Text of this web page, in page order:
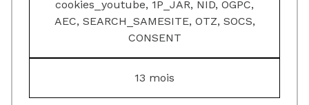
cookies_youtube, 1P_JAR, NID, OGPC,
AEC, SEARCH_SAMESITE, OTZ, SOCS,
CONSENT
13 mois